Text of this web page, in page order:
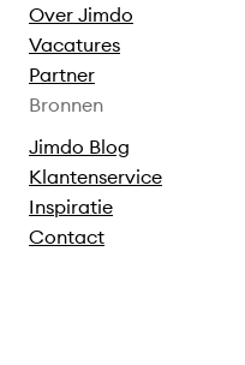
Over Jimdo
Vacatures
Partner
Bronnen
Jimdo Blog
Klantenservice
Inspiratie
Contact